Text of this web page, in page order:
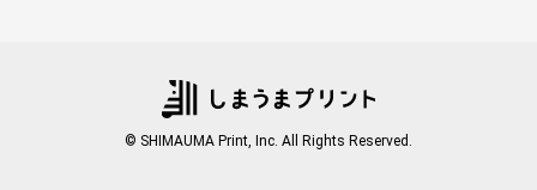
© SHIMAUMA Print, Inc. All Rights Reserved.